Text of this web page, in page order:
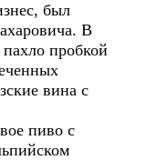
был
В
пробкой
вина с
пиво с